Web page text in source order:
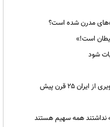
مدرن شده است؟
است!»
شود
نداشتند همه سهیم هستند